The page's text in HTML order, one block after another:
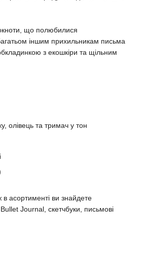
що полюбилися
іншим прихильникам письма
з екошкіри та щільним
олівець та тримач у тон
асортименті ви знайдете
Journal, скетчбуки, письмові